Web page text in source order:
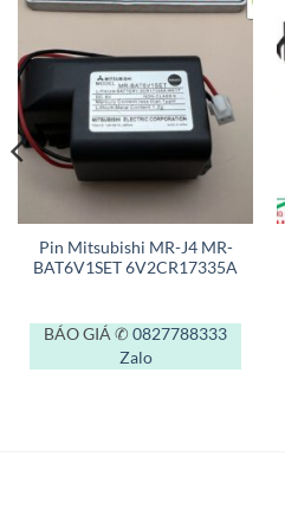
Pin Mitsubishi MR-J4 MR-
BAT6V1SET 6V2CR17335A
BÁO GIÁ ✆ 0827788333
Zalo